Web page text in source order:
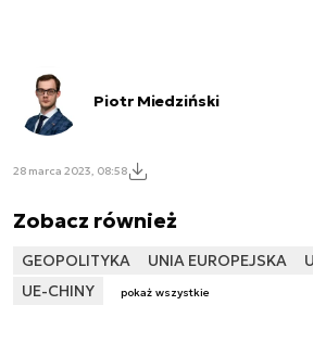
Piotr Miedziński
28 marca 2023, 08:58
Zobacz również
GEOPOLITYKA UNIA EUROPEJSKA
UE-CHINY
pokaż wszystkie